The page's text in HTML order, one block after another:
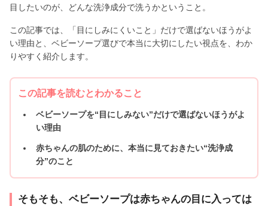
目したいのが、どんな洗浄成分で洗うかということ。
この記事では、「目にしみにくいこと」だけで選ばないほうがよ
い理由と、ベビーソープ選びで本当に大切にしたい視点を、わか
りやすく紹介します。
この記事を読むとわかること
ベビーソープを“目にしみない”だけで選ばないほうがよ
い理由
赤ちゃんの肌のために、本当に見ておきたい“洗浄成
分”のこと
そもそも、ベビーソープは赤ちゃんの目に入っては